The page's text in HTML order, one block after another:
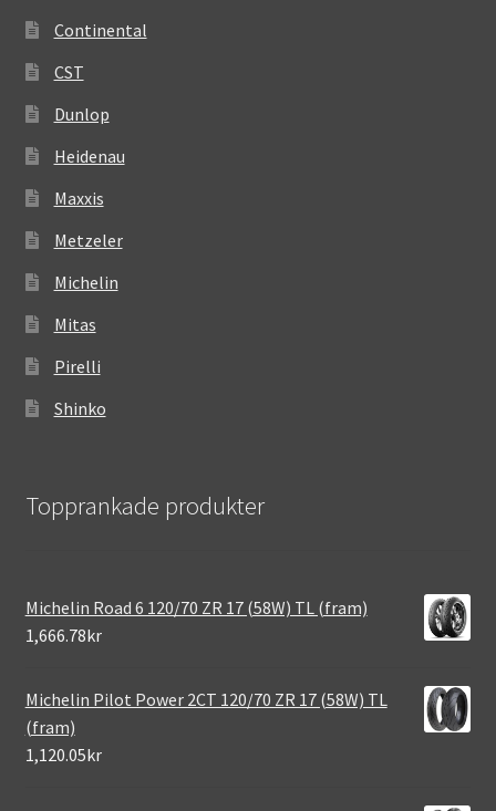
Continental
CST
Dunlop
Heidenau
Maxxis
Metzeler
Michelin
Mitas
Pirelli
Shinko
Topprankade produkter
Michelin Road 6 120/70 ZR 17 (58W) TL (fram)
1,666.78kr
Michelin Pilot Power 2CT 120/70 ZR 17 (58W) TL
(fram)
1,120.05kr